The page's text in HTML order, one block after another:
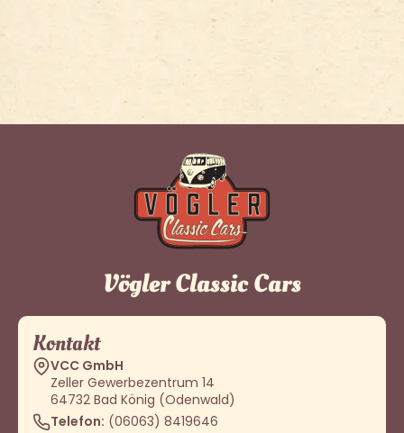
Vögler Classic Cars
Kontakt
VCC GmbH
Zeller Gewerbezentrum 14
64732 Bad König (Odenwald)
Telefon: (06063) 8419646